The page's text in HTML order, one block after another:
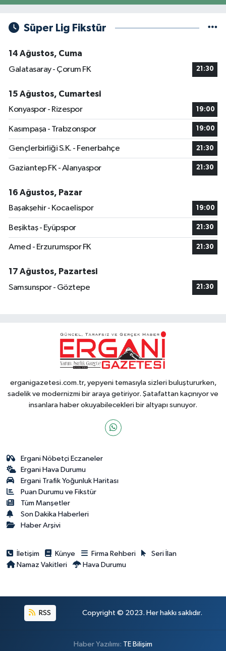
Süper Lig Fikstür
14 Ağustos, Cuma
Galatasaray - Çorum FK
21:30
15 Ağustos, Cumartesi
Konyaspor - Rizespor
19:00
Kasımpaşa - Trabzonspor 19:00
Gençlerbirliği S.K. - Fenerbahçe 21:30
Gaziantep FK - Alanyaspor 21:30
16 Ağustos, Pazar
Başakşehir - Kocaelispor
19:00
Beşiktaş - Eyüpspor 21:30
Amed - Erzurumspor FK 21:30
17 Ağustos, Pazartesi
Samsunspor - Göztepe
21:30
erganigazetesi.com.tr, yepyeni temasıyla sizleri buluştururken,
sadelik ve modernizmi bir araya getiriyor. Şatafattan kaçınıyor ve
insanlara haber okuyabilecekleri bir altyapı sunuyor.
Ergani Nöbetçi Eczaneler
Ergani Hava Durumu
Ergani Trafik Yoğunluk Haritası
Puan Durumu ve Fikstür
Tüm Manşetler
Son Dakika Haberleri
Haber Arşivi
İletişim Künye Firma Rehberi
Seri İlan
Namaz Vakitleri
Hava Durumu
RSS Copyright © 2023. Her hakkı saklıdır.
Haber Yazılımı: TE Bilişim